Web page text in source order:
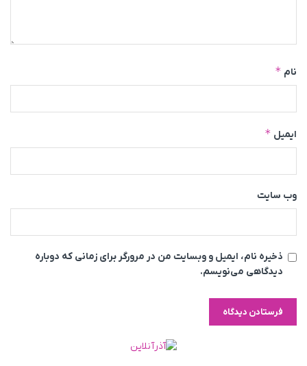
نام *
ایمیل *
وب‌ سایت
ذخیره نام، ایمیل و وبسایت من در مرورگر برای زمانی که دوباره
دیدگاهی می‌نویسم.